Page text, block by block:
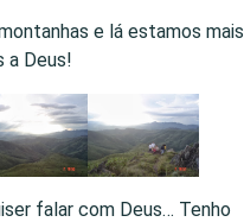
e lá estamos mais
a Deus!
falar com Deus… Tenho